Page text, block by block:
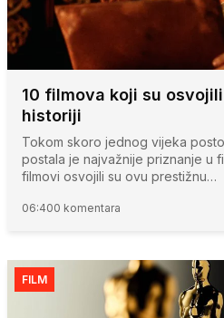
10 filmova koji su
historiji
Tokom skoro jednog vijeka
postala je najvažnije priznanje u
filmovi osvojili su ovu prestižnu…
06:400 komentara
FILM